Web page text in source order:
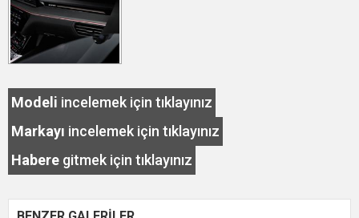
Modeli incelemek için tıklayınız
Markayı incelemek için tıklayınız
Habere gitmek için tıklayınız